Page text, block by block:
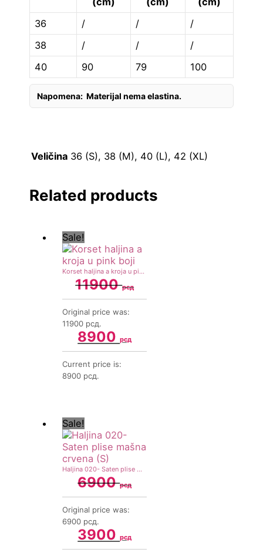
36
/ /
/
38
/ /
/
40
90 79 100
Napomena: Materijal nema elastina.
Veličina 36 (S), 38 (M), 40 (L), 42 (XL)
Related products
Sale!
Korset haljina a kroja u pink boji
11900рсд
Original price was:
11900 рсд.
8900рсд
Current price is:
8900 рсд.
Sale!
Haljina 020- Saten plise mašna crvena (S)
6900рсд
Original price was:
6900 рсд.
3900рсд